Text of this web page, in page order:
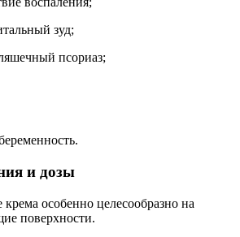
зуд;
псориаз;
и дозы
особенно целесообразно на
поверхности.